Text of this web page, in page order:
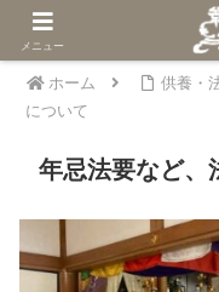
ホーム 供養・
について
年忌法要など、
メニュー